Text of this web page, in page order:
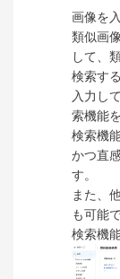
画像を
類似画
して、
検索す
入力し
索機能
検索機
かつ直
す。
また、
も可能
検索機